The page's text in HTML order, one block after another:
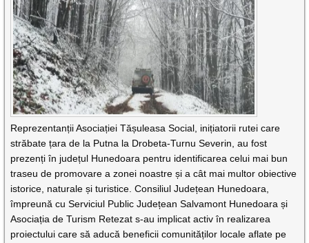
Reprezentanții Asociației Tășuleasa Social, inițiatorii rutei care
străbate țara de la Putna la Drobeta-Turnu Severin, au fost
prezenți în județul Hunedoara pentru identificarea celui mai bun
traseu de promovare a zonei noastre și a cât mai multor obiective
istorice, naturale și turistice. Consiliul Județean Hunedoara,
împreună cu Serviciul Public Județean Salvamont Hunedoara și
Asociația de Turism Retezat s-au implicat activ în realizarea
proiectului care să aducă beneficii comunităților locale aflate pe